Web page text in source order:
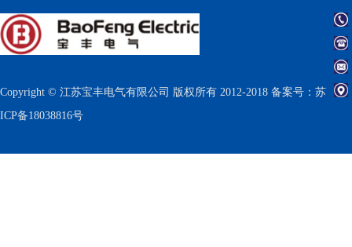
Copyright © 江苏宝丰电气有限公司 版权所有 2012-2018 备案号： 苏
ICP备18038816号